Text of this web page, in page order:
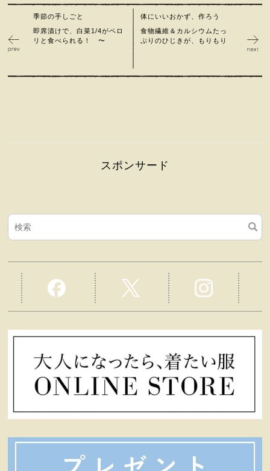
季節の手しごと
即席漬けで、白菜1/4がペロ
リと食べられる！ 〜
体にいいおかず、作ろう
食物繊維＆カルシウムたっ
ぷりのひじきが、もりもり
スポンサード